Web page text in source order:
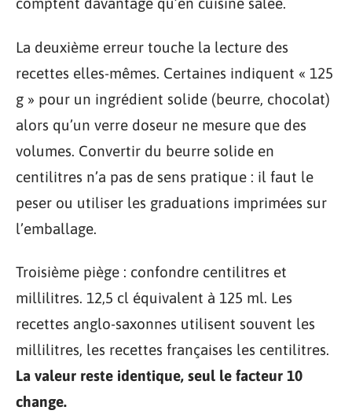
La deuxième erreur touche la lecture des
recettes elles-mêmes. Certaines indiquent « 125
g » pour un ingrédient solide (beurre, chocolat)
alors qu’un verre doseur ne mesure que des
volumes. Convertir du beurre solide en
centilitres n’a pas de sens pratique : il faut le
peser ou utiliser les graduations imprimées sur
l’emballage.
Troisième piège : confondre centilitres et
millilitres. 12,5 cl équivalent à 125 ml. Les
recettes anglo-saxonnes utilisent souvent les
millilitres, les recettes françaises les centilitres.
La valeur reste identique, seul le facteur 10
change.